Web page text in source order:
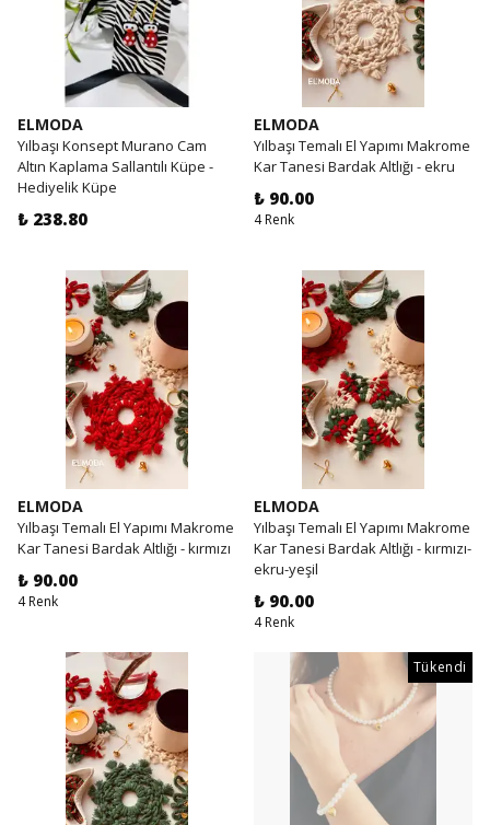
ELMODA
Yılbaşı Konsept Murano Cam
Altın Kaplama Sallantılı Küpe -
Hediyelik Küpe
₺ 238.80
ELMODA
Yılbaşı Temalı El Yapımı Makrome
Kar Tanesi Bardak Altlığı - ekru
₺ 90.00
4 Renk
ELMODA
Yılbaşı Temalı El Yapımı Makrome
Kar Tanesi Bardak Altlığı - kırmızı
₺ 90.00
4 Renk
ELMODA
Yılbaşı Temalı El Yapımı Makrome
Kar Tanesi Bardak Altlığı - kırmızı-
ekru-yeşil
₺ 90.00
4 Renk
Tükendi